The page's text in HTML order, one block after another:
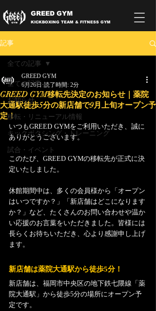
GREED GYM
KICKBOXING TEAM & FITNESS GYM
記事
全ての記事
お知らせ
移転・リニューアル情報
キックボクシング・トレーニング
試合・イベント
全ての記事
GREED GYM移転先決定のお知らせ｜薬院
大通駅徒歩5分の新店舗で9月上旬オープン予
定！
GREED GYM
6月26日 読了時間: 2分
いつもGREED GYMをご利用いただき、誠に
ありがとうございます。
このたび、GREED GYMの移転先が正式に決
定いたしました。
休館期間中は、多くの会員様から「オープン
はいつですか？」「新店舗はどこになります
か？」など、たくさんのお問い合わせや温か
い応援のお言葉をいただきました。皆様には
長らくお待ちいただき、心より感謝申し上げ
ます。
新店舗は薬院大通駅から徒歩5分！
新店舗は、福岡市中央区の地下鉄七隈線「薬
院大通駅」から徒歩5分の場所にオープン予
定です。